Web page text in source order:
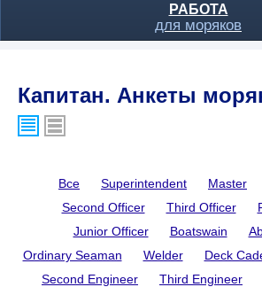
РАБОТА
для моряков
Капитан. Анкеты
Все Superintendent Master
Second Officer
Third Officer
Junior Officer
Boatswain
Ordinary Seaman
Welder Deck
Second Engineer
Third Engineer